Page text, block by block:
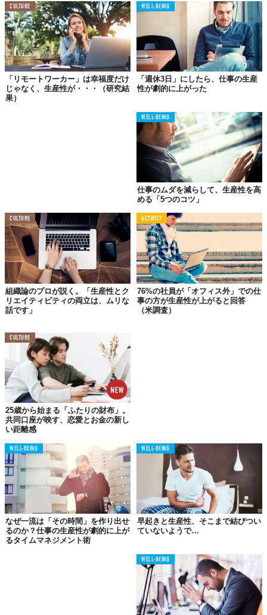
たとえば、こんな感じです。
「大人用の木馬」は
楽しみ方いろいろ
子どもの頃、なんだか理由もなく乗っているだけで楽しかった
「木馬」。その大人バージョンとも言える椅子が、この「TROTE
実際には「木馬」以外にもいろいろな使い方ができて便利なんで
その1、パソコンを開いて作業するも良し。
その2、ノートとペンを置いて没頭するも良し。
CULTURE
「リモートワーカー」は幸福度だけ
じゃなく、生産性が・・・（研究結
果）
WELL-BEING
「週休3日」にしたら、仕事の生産
性が劇的に上がった
WELL-BEING
仕事のムダを減らして、生産性を高
める「5つのコツ」
CULTURE
組織論のプロが説く。「生産性とク
リエイティビティの両立は、ムリな
話です」
ACTIVITY
76%の社員が「オフィス外」での仕
事の方が生産性が上がると回答
（米調査）
CULTURE
25歳から始まる「ふたりの財布」。
共同口座が映す、恋愛とお金の新し
い距離感
WELL-BEING
なぜ一流は「その時間」を作り出せ
るのか？仕事の生産性が劇的に上が
るタイムマネジメント術
WELL-BEING
早起きと生産性、そこまで結びつい
ていないようで…
WELL-BEING